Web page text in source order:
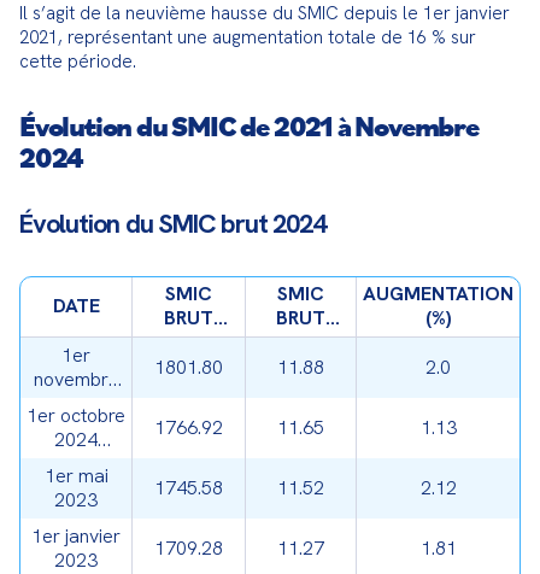
Il s’agit de la neuvième hausse du SMIC depuis le 1er janvier
2021, représentant une augmentation totale de 16 % sur
cette période.
Évolution du SMIC de 2021 à Novembre
2024
Évolution du SMIC brut 2024
DATE
SMIC
BRUT
MENSUEL
(€)
SMIC
BRUT
HORAIRE
(€)
AUGMENTATION
(%)
1er
novembre
2024
(après)
1801.80 11.88
2.0
1er octobre
2024
(avant)
1766.92 11.65
1.13
1er mai
2023
1745.58 11.52
2.12
1er janvier
2023
1709.28 11.27
1.81